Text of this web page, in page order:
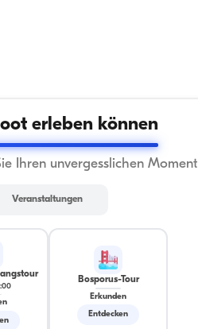
erleben können
Ihren unvergesslichen Moment
Veranstaltungen
Bosporus-Tour
Erkunden
Entdecken